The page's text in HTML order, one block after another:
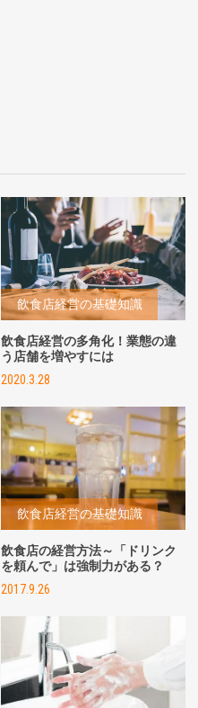
飲食店経営の基礎知識
飲食店経営の多角化！業態の違
う店舗を増やすには
2020.3.28
飲食店経営の基礎知識
飲食店の経営方法～「ドリンク
を頼んで」は強制力がある？
2017.9.26